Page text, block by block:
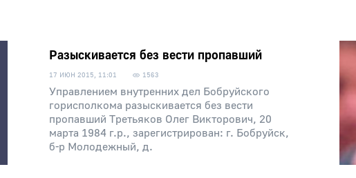
Разыскивается без вести пропавший
17 ИЮН 2015, 11:01 1563
Управлением внутренних дел Бобруйского
горисполкома разыскивается без вести
пропавший Третьяков Олег Викторович, 20
марта 1984 г.р., зарегистрирован: г. Бобруйск,
б-р Молодежный, д.